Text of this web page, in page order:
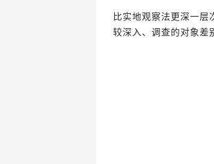
比实地观察法更深一层
较深入、调查的对象差